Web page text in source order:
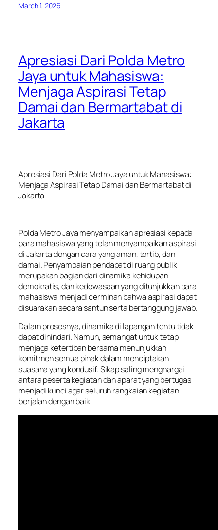
March 1, 2026
Apresiasi Dari Polda Metro
Jaya untuk Mahasiswa:
Menjaga Aspirasi Tetap
Damai dan Bermartabat di
Jakarta
Apresiasi Dari Polda Metro Jaya untuk Mahasiswa:
Menjaga Aspirasi Tetap Damai dan Bermartabat di
Jakarta
Polda Metro Jaya menyampaikan apresiasi kepada
para mahasiswa yang telah menyampaikan aspirasi
di Jakarta dengan cara yang aman, tertib, dan
damai. Penyampaian pendapat di ruang publik
merupakan bagian dari dinamika kehidupan
demokratis, dan kedewasaan yang ditunjukkan para
mahasiswa menjadi cerminan bahwa aspirasi dapat
disuarakan secara santun serta bertanggung jawab.
Dalam prosesnya, dinamika di lapangan tentu tidak
dapat dihindari. Namun, semangat untuk tetap
menjaga ketertiban bersama menunjukkan
komitmen semua pihak dalam menciptakan
suasana yang kondusif. Sikap saling menghargai
antara peserta kegiatan dan aparat yang bertugas
menjadi kunci agar seluruh rangkaian kegiatan
berjalan dengan baik.